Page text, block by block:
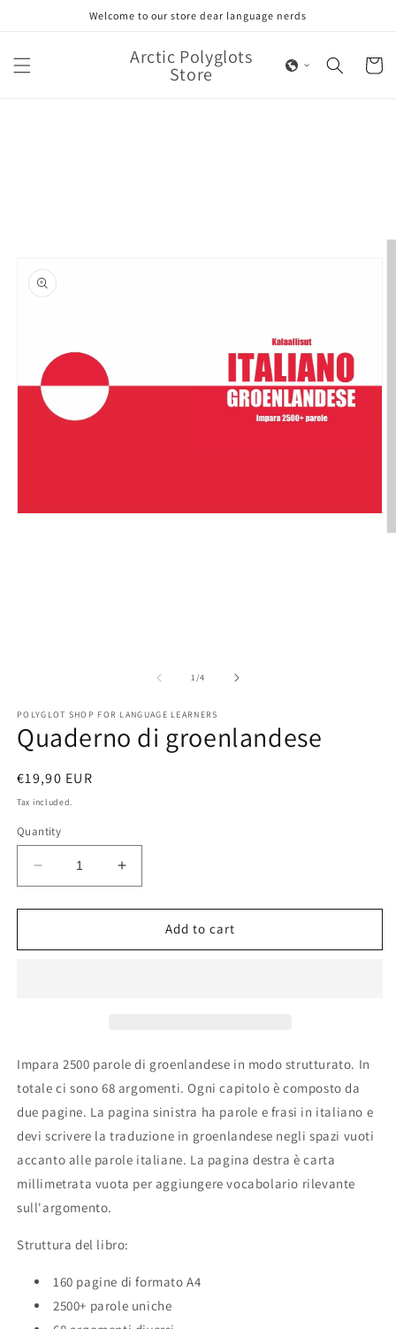
Welcome to our store dear language nerds
Arctic Polyglots
Store Cart
1/of
4
POLYGLOT SHOP FOR LANGUAGE LEARNERS
Quaderno di groenlandese
Regular
price
€19,90 EUR
Tax included.
Quantity
Decrease
quantity
for
di
Increase
quantity
for
Quaderno
di
Add to cart
Impara 2500 parole di groenlandese in modo strutturato. In
totale ci sono 68 argomenti. Ogni capitolo è composto da
due pagine. La pagina sinistra ha parole e frasi in italiano e
devi scrivere la traduzione in groenlandese negli spazi vuoti
accanto alle parole italiane. La pagina destra è carta
millimetrata vuota per aggiungere vocabolario rilevante
sull'argomento.
Struttura del libro:
160 pagine di formato A4
2500+ parole uniche